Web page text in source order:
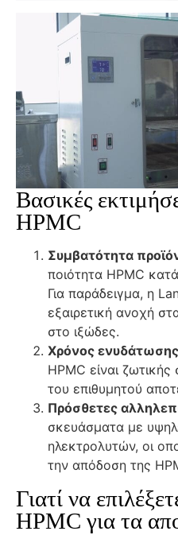
Βασικές
HPMC
Συμβατότητα
ποιότητα HPMC
Για παράδειγμα, η
εξαιρετική ανοχή
στο ιξώδες.
Χρόνος ενυδάτωσης
HPMC είναι
του επιθυμητού
Πρόσθετες
σκευάσματα με
ηλεκτρολυτών, οι
την απόδοση της
Γιατί να
HPMC για τα